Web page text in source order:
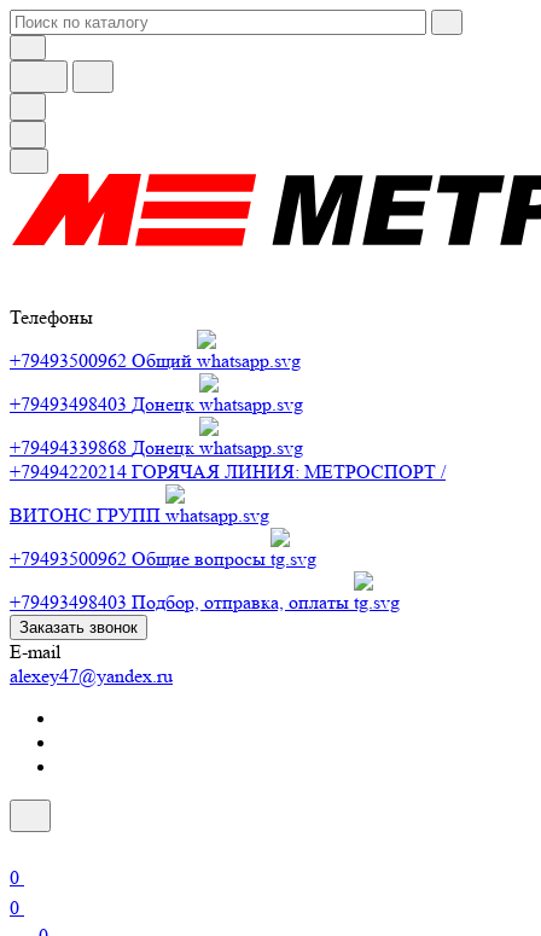
Телефоны
+79493500962 Общий
+79493498403 Донецк
+79494339868 Донецк
+79494220214 ГОРЯЧАЯ ЛИНИЯ: МЕТРОСПОРТ /
ВИТОНС ГРУПП
+79493500962 Общие вопросы
+79493498403 Подбор, отправка, оплаты
Заказать звонок
E-mail
alexey47@yandex.ru
0
0